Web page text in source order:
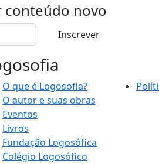
conteúdo novo
Inscrever
O que é Logosofia?
O autor e suas obras
Eventos
Livros
Fundação Logosófica
Colégio Logosófico